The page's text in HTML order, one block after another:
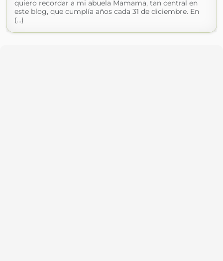
quiero recordar a mi abuela Mamama, tan central en
este blog, que cumplía años cada 31 de diciembre. En
(...)